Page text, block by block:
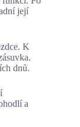
její
K
dnů.
a